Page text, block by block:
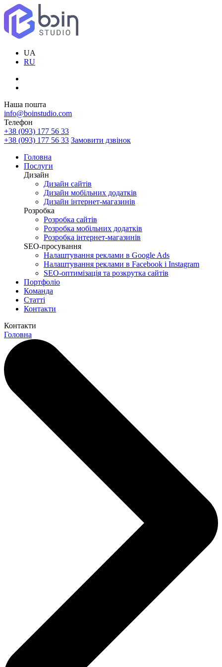
UA
RU
Наша пошта
info@boinstudio.com
Телефон
+38 (093) 177 56 33
+38 (093) 177 56 33 Замовити дзвінок
Головна
Послуги
Дизайн
Дизайн сайтів
Дизайн мобільних додатків
Дизайн інтернет-магазинів
Розробка
Розробка сайтів
Розробка мобільних додатків
Розробка інтернет-магазинів
SEO-просування
Налаштування реклами в Google Ads
Налаштування реклами в Facebook і Instagram
SEO-оптимізація та розкрутка сайтів
Портфоліо
Команда
Статті
Контакти
Контакти
Головна